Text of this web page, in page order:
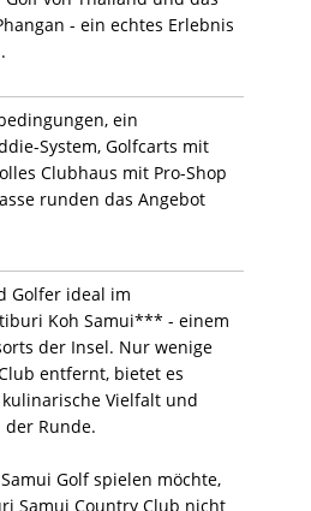
- ein echtes Erlebnis
ein
System, Golfcarts mit
Clubhaus mit Pro-Shop
runden das Angebot
Golfer ideal im
Koh Samui*** - einem
der Insel. Nur wenige
entfernt, bietet es
Vielfalt und
Runde.
Golf spielen möchte,
Samui Country Club nicht